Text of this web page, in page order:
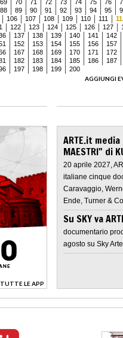
69 70 71 72 73 74 75 76
88 89 90 91 92 93 94 95
106 107 108 109 110 111
122 123 124 125 126 127
137 138 139 140 141
142
152 153 154 155 156
157
167 168 169 170 171
172
182 183 184 185 186
187
197 198 199
200
AGGIUNGI
LE APP
ARTE.it
MAESTRI" di
20 aprile 2027,
italiane cinque
Caravaggio,
Ende, Turner &
Su SKY va
documentario
agosto su Sky Arte